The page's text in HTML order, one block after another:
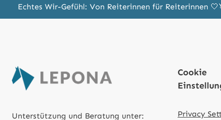
Echtes Wir-Gefühl: Von Reiterinnen für Reiterinnen
Unterstützung und Beratung unter:
Cookie
Privacy